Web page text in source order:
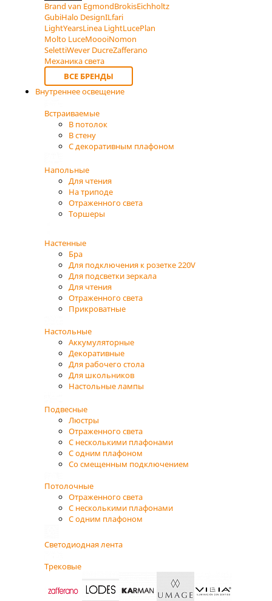
Brand van EgmondBrokisEichholtz
GubiHalo DesignILfari
LightYearsLinea LightLucePlan
Molto LuceMoooiNomon
SelettiWever DucreZafferano
Механика света
ВСЕ БРЕНДЫ
Внутреннее освещение
Встраиваемые
В потолок
В стену
С декоративным плафоном
Напольные
Для чтения
На триподе
Отраженного света
Торшеры
Настенные
Бра
Для подключения к розетке 220V
Для подсветки зеркала
Для чтения
Отраженного света
Прикроватные
Настольные
Аккумуляторные
Декоративные
Для рабочего стола
Для школьников
Настольные лампы
Подвесные
Люстры
Отраженного света
С несколькими плафонами
С одним плафоном
Со смещенным подключением
Потолочные
Отраженного света
С несколькими плафонами
С одним плафоном
Светодиодная лента
Трековые